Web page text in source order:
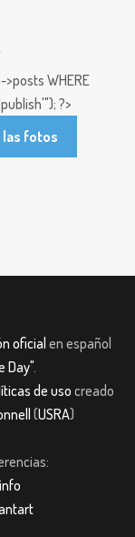
>posts WHERE
?>
las fotos
oficialen español
Day".
de uso creado
(USRA)